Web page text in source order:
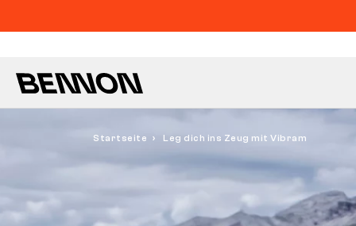
Startseite Leg dich ins Zeug mit Vibram